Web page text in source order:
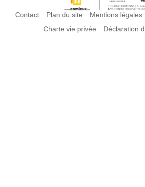
Contact Plan du site Mentions légales
Charte vie privée
Déclaration